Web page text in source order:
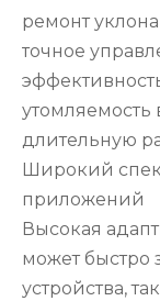
ремонт
точное
утомляемость
длительную
Широкий
приложений
Высокая
может быстро
устройства,